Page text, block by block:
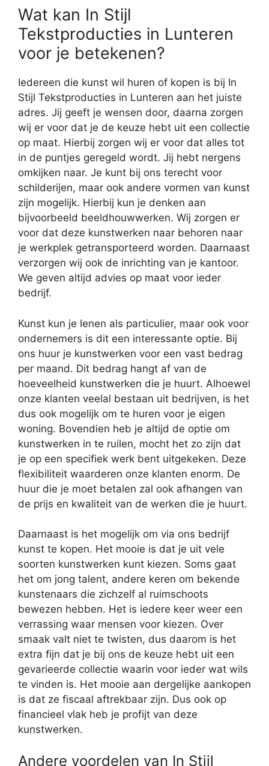
Wat kan In Stijl
Tekstproducties in Lunteren
voor je betekenen?
Iedereen die kunst wil huren of kopen is bij In
Stijl Tekstproducties in Lunteren aan het juiste
adres. Jij geeft je wensen door, daarna zorgen
wij er voor dat je de keuze hebt uit een collectie
op maat. Hierbij zorgen wij er voor dat alles tot
in de puntjes geregeld wordt. Jij hebt nergens
omkijken naar. Je kunt bij ons terecht voor
schilderijen, maar ook andere vormen van kunst
zijn mogelijk. Hierbij kun je denken aan
bijvoorbeeld beeldhouwwerken. Wij zorgen er
voor dat deze kunstwerken naar behoren naar
je werkplek getransporteerd worden. Daarnaast
verzorgen wij ook de inrichting van je kantoor.
We geven altijd advies op maat voor ieder
bedrijf.
Kunst kun je lenen als particulier, maar ook voor
ondernemers is dit een interessante optie. Bij
ons huur je kunstwerken voor een vast bedrag
per maand. Dit bedrag hangt af van de
hoeveelheid kunstwerken die je huurt. Alhoewel
onze klanten veelal bestaan uit bedrijven, is het
dus ook mogelijk om te huren voor je eigen
woning. Bovendien heb je altijd de optie om
kunstwerken in te ruilen, mocht het zo zijn dat
je op een specifiek werk bent uitgekeken. Deze
flexibiliteit waarderen onze klanten enorm. De
huur die je moet betalen zal ook afhangen van
de prijs en kwaliteit van de werken die je huurt.
Daarnaast is het mogelijk om via ons bedrijf
kunst te kopen. Het mooie is dat je uit vele
soorten kunstwerken kunt kiezen. Soms gaat
het om jong talent, andere keren om bekende
kunstenaars die zichzelf al ruimschoots
bewezen hebben. Het is iedere keer weer een
verrassing waar mensen voor kiezen. Over
smaak valt niet te twisten, dus daarom is het
extra fijn dat je bij ons de keuze hebt uit een
gevarieerde collectie waarin voor ieder wat wils
te vinden is. Het mooie aan dergelijke aankopen
is dat ze fiscaal aftrekbaar zijn. Dus ook op
financieel vlak heb je profijt van deze
kunstwerken.
Andere voordelen van In Stijl